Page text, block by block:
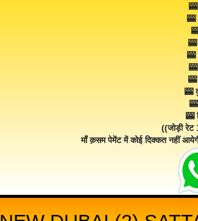
🎰
🎰
🎰
🎰
((जोड़ी
माँ क़सम पेमेंट में कोई दिक्कत नहीं